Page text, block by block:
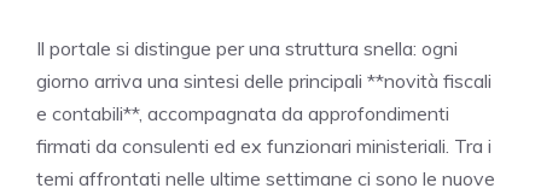
Il portale si distingue per una struttura snella: ogni
giorno arriva una sintesi delle principali **novità fiscali
e contabili**, accompagnata da approfondimenti
firmati da consulenti ed ex funzionari ministeriali. Tra i
temi affrontati nelle ultime settimane ci sono le nuove